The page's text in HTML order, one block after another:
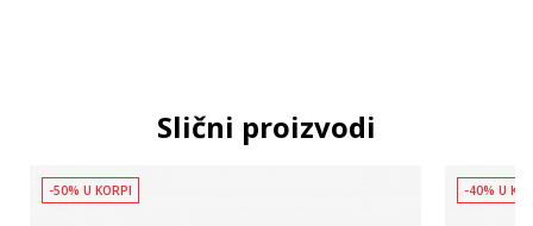
Slični proizvodi
-50% U KORPI -40% U